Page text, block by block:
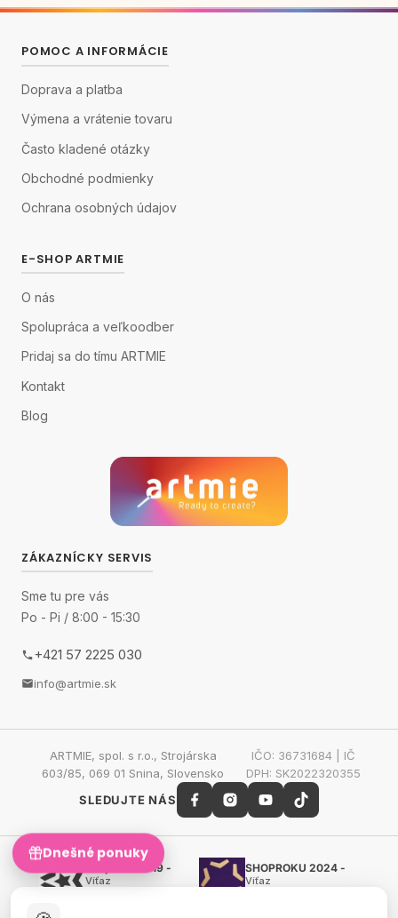
POMOC A INFORMÁCIE
Doprava a platba
Výmena a vrátenie tovaru
Často kladené otázky
Obchodné podmienky
Ochrana osobných údajov
E-SHOP ARTMIE
O nás
Spolupráca a veľkoodber
Pridaj sa do tímu ARTMIE
Kontakt
Blog
ZÁKAZNÍCKY SERVIS
Sme tu pre vás
Po - Pi / 8:00 - 15:30
+421 57 2225 030
info@artmie.sk
ARTMIE, spol. s r.o., Strojárska
603/85, 069 01 Snina, Slovensko
IČO: 36731684 | IČ
DPH: SK2022320355
SLEDUJTE NÁS
Shoproku 2019 -
Víťaz
SHOPROKU 2024 -
Víťaz
Dnešné ponuky